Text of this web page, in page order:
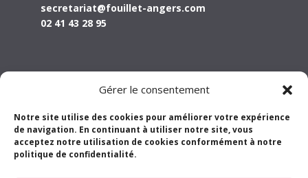
Gérer le consentement
Notre site utilise des cookies pour améliorer votre expérience
de navigation. En continuant à utiliser notre site, vous
acceptez notre utilisation de cookies conformément à notre
politique de confidentialité.
secretariat@fouillet-angers.com
02 41 43 28 95